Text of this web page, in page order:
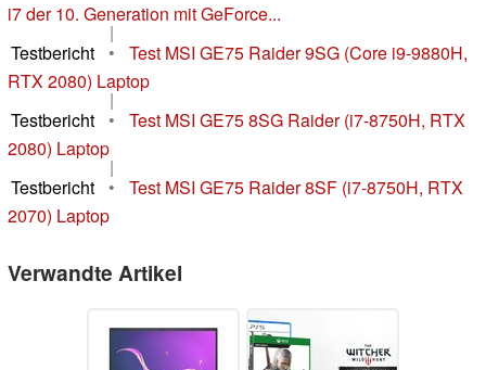
i7 der 10. Generation mit GeForce...
|
Testbericht
•
Test MSI GE75 Raider 9SG (Core i9-9880H,
RTX 2080) Laptop
|
Testbericht
•
Test MSI GE75 8SG Raider (i7-8750H, RTX
2080) Laptop
|
Testbericht
•
Test MSI GE75 Raider 8SF (i7-8750H, RTX
2070) Laptop
Verwandte Artikel